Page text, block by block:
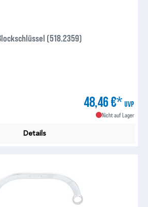
(518.2359)
48,46 €* UVP
Nicht auf Lager
Details